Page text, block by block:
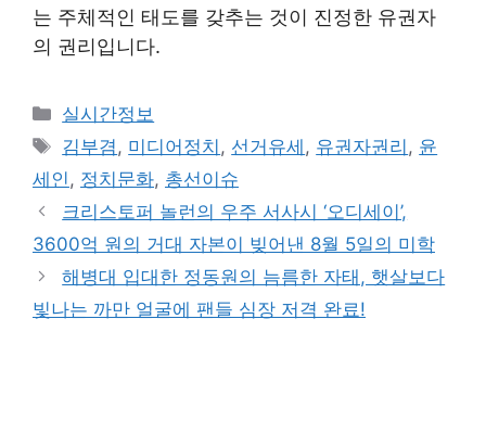
는 주체적인 태도를 갖추는 것이 진정한 유권자
의 권리입니다.
Categories
실시간정보
Tags
김부겸 , 미디어정치 , 선거유세 , 유권자권리 , 윤
세인 , 정치문화, 총선이슈
크리스토퍼 놀런의 우주 서사시 ‘오디세이’,
3600억 원의 거대 자본이 빚어낸 8월 5일의 미학
해병대 입대한 정동원의 늠름한 자태, 햇살보다
빛나는 까만 얼굴에 팬들 심장 저격 완료!